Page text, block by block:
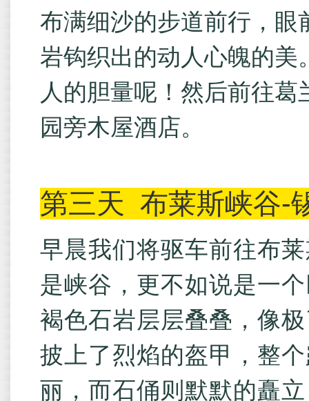
布满细沙的步道前行，眼
岩钩织出的动人心魄的
人的胆量呢！然后前往
园旁木屋酒店。
第三天 布莱斯峡谷-
早晨我们将驱车前往布
是峡谷，更不如说是一
褐色石岩层层叠叠，像
披上了烈焰的盔甲，整
丽，而石俑则默默的矗